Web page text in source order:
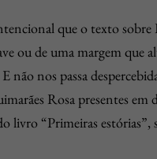
que o texto
ou de uma margem que
não nos passa
Rosa presentes
livro “Primeiras estórias”,